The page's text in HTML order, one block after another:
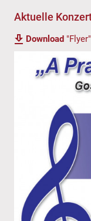
Aktuelle
Download "Flyer"